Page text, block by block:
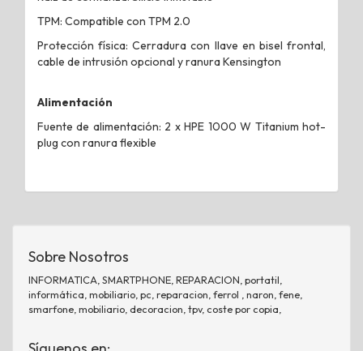
TPM: Compatible con TPM 2.0
Protección física: Cerradura con llave en bisel frontal,
cable de intrusión opcional y ranura Kensington
Alimentación
Fuente de alimentación: 2 x HPE 1000 W Titanium hot-
plug con ranura flexible
Sobre Nosotros
INFORMATICA, SMARTPHONE, REPARACION, portatil,
informática, mobiliario, pc, reparacion, ferrol , naron, fene,
smarfone, mobiliario, decoracion, tpv, coste por copia,